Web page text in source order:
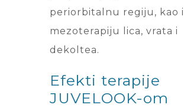
periorbitalnu regiju, kao i
mezoterapiju lica, vrata i
dekoltea.
Efekti terapije
JUVELOOK-om